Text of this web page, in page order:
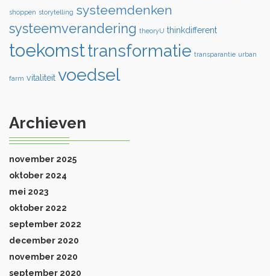
shoppen storytelling systeemdenken
systeemverandering theoryU thinkdifferent
toekomsttransformatie transparantie urban
farm vitaliteit voedsel
Archieven
november 2025
oktober 2024
mei 2023
oktober 2022
september 2022
december 2020
november 2020
september 2020